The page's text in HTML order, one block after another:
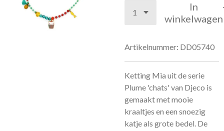
In
winkelwagen
Artikelnummer: DD05740
Ketting Mia uit de serie
Plume 'chats' van Djeco is
gemaakt met mooie
kraaltjes en een snoezig
katje als grote bedel. De